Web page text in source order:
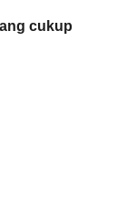
cukup